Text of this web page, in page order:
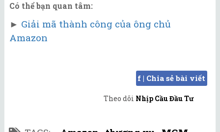
Có thể bạn quan tâm:
► Giải mã thành công của ông chủ
Amazon
f | Chia sẻ bài viết
Theo dõi Nhịp Cầu Đầu Tư